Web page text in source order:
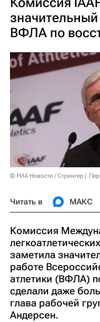
ВФЛА по
© РИА Новости / Стрингер
Читать в МАКС
Комиссия
заметила
работе
атлетики (ВФЛА)
сделали даже
глава рабочей
Андерсен.